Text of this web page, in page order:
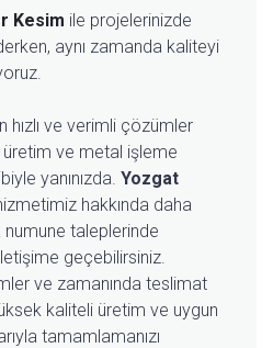
Kesim ile projelerinizde
aynı zamanda kaliteyi
hızlı ve verimli çözümler
ve metal işleme
yanınızda. Yozgat
hakkında daha
taleplerinde
geçebilirsiniz.
ve zamanında teslimat
kaliteli üretim ve uygun
tamamlamanızı